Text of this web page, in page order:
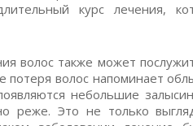
курс лечения,
волос также может
потеря волос напоминает
небольшие
реже. Это не только